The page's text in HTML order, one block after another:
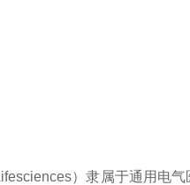
）隶属于通用电